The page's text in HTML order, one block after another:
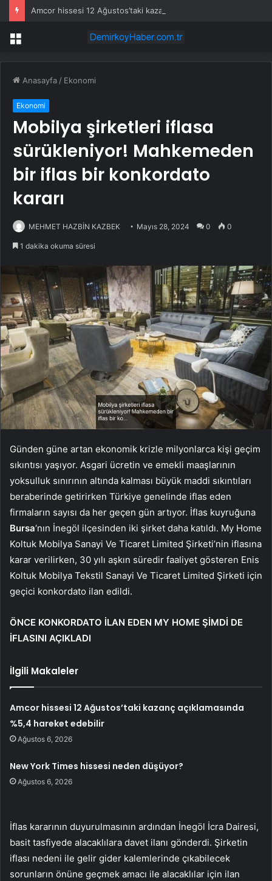
Menü
Anasayfa / Ekonomi
Ekonomi
Mobilya şirketleri iflasa
sürükleniyor! Mahkemeden
bir iflas bir konkordato
kararı
MEHMET HAZBİN KAZBEK Mayıs 28, 2024 0 0
1 dakika okuma süresi
Günden güne artan ekonomik krizle milyonlarca kişi geçim
sıkıntısı yaşıyor. Asgari ücretin ve emekli maaşlarının
yoksulluk sınırının altında kalması büyük maddi sıkıntıları
beraberinde getirirken Türkiye genelinde iflas eden
firmaların sayısı da her geçen gün artıyor. İflas kuyruğuna
Bursa‘nın İnegöl ilçesinden iki şirket daha katıldı. My Home
Koltuk Mobilya Sanayi Ve Ticaret Limited Şirketi’nin iflasına
karar verilirken, 30 yılı aşkın süredir faaliyet gösteren Enis
Koltuk Mobilya Tekstil Sanayi Ve Ticaret Limited Şirketi için
geçici konkordato ilan edildi.
ÖNCE KONKORDATO İLAN EDEN MY HOME ŞİMDİ DE
İFLASINI AÇIKLADI
İlgili Makaleler
Amcor hissesi 12 Ağustos’taki kazanç açıklamasında
%5,4 hareket edebilir
Ağustos 6, 2026
New York Times hissesi neden düşüyor?
Ağustos 6, 2026
İflas kararının duyurulmasının ardından İnegöl İcra Dairesi,
basit tasfiyede alacaklılara davet ilanı gönderdi. Şirketin
iflası nedeni ile gelir gider kalemlerinde çıkabilecek
sorunların önüne geçmek amacı ile alacaklılar için ilan